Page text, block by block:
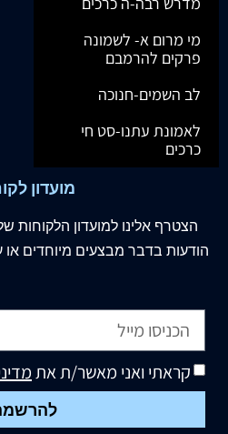
מי מרום א- לשמונה
פרקים להרמבם
לב השמים-חנוכה
לאמונת עתנו-סט חי
כרכים
מועדון
הצטרף אלינו למועדון הלקוחות
הודעות בדבר מבצעים מיוחדים או
קראתי ואני מאשר/ת את